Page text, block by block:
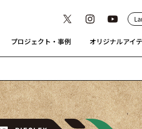
プロジェクト・事例 オリジナルアイ